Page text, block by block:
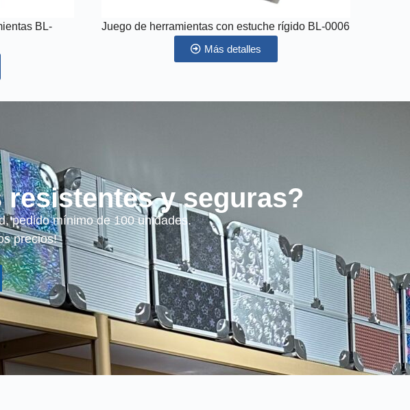
BL-
Juego de herramientas con estuche rígido BL-0006
Más detalles
y seguras?
pedido mínimo de 100 unidades.
precios!